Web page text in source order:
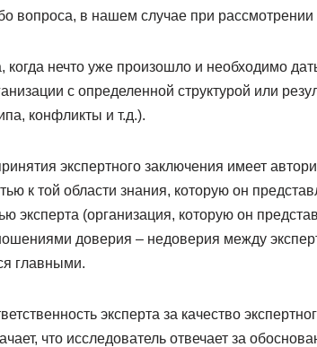
вопроса, в нашем случае при
когда нечто уже произошло и необходимо
с определенной структурой или
конфликты и т.д.).
экспертного заключения имеет
к той области знания, которую он
эксперта (организация, которую он
доверия – недоверия между
главными.
эксперта за качество
что исследователь отвечает за